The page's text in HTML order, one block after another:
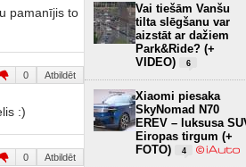
pamanījis to
0 Atbildēt
:)
0 Atbildēt
Vai tiešām Vanšu
tilta slēgšanu var
aizstāt ar dažiem
Park&Ride? (+
VIDEO)
6
Xiaomi piesaka
SkyNomad N70
EREV – luksusa
Eiropas tirgum (+
FOTO)
4